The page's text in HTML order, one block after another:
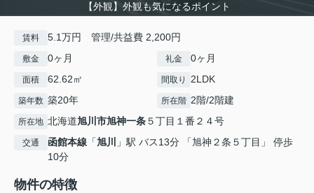
【外観】外観も気になるポイント
賃料 5.1万円 管理/共益費 2,200円
敷金 0ヶ月 礼金 0ヶ月
面積 62.62㎡ 間取り 2LDK
築年数 築20年 所在階 2階/2階建
所在地 北海道旭川市旭神一条５丁目１番２４号
交通 函館本線 「旭川
」駅 バス13分 「旭神２条５丁目」 停歩
10分
物件の特徴